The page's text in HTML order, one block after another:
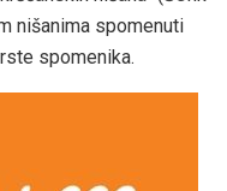
nišanima spomenuti
spomenika.